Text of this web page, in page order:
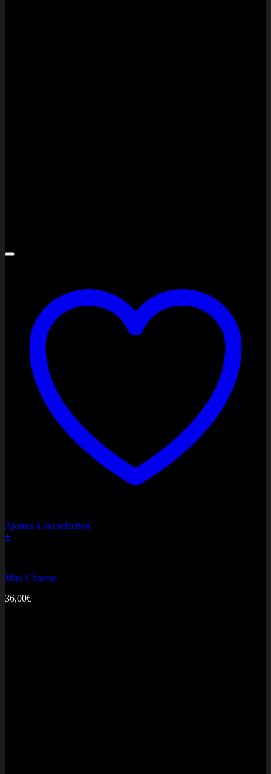
Ajouter à ma sélection
+
Miss Charme
36,00€